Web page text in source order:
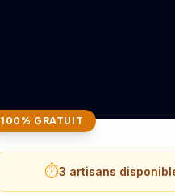
100% GRATUIT
⏱️3 artisans